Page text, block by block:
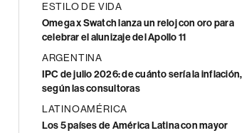
ESTILO DE VIDA
Omega x Swatch lanza un reloj con oro para
celebrar el alunizaje del Apollo 11
ARGENTINA
IPC de julio 2026: de cuánto sería la inflación,
según las consultoras
LATINOAMÉRICA
Los 5 países de América Latina con mayor